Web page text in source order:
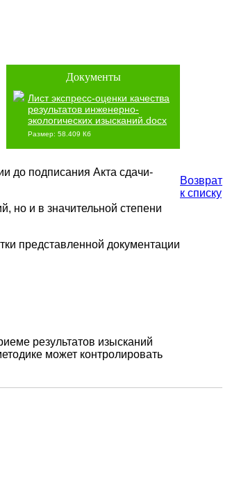
Документы
Лист экспресс-оценки качества
результатов инженерно-
экологических изысканий.docx
Размер: 58.409 Кб
до подписания Акта сдачи-
но и в значительной степени
представленной документации
результатов изысканий
может контролировать
Возврат
к списку